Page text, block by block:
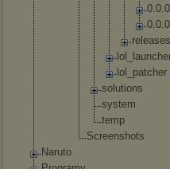
0.0.0
0.0.0
re eases
lo
launch
lo
patc her
solutions
system
temp
Screenshots
Naruto